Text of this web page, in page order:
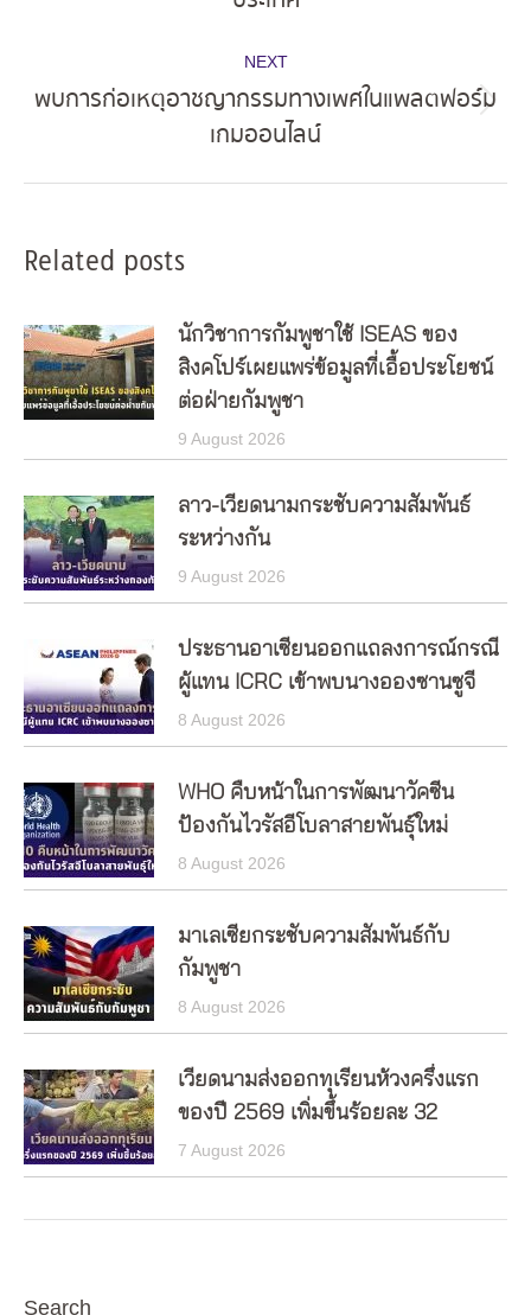
post:
NEXT
Next
post:
พบการก่อเหตุอาชญากรรมทางเพศในแพลตฟอร์ม
เกมออนไลน์
Related posts
นักวิชาการกัมพูชาใช้ ISEAS ของ
สิงคโปร์เผยแพร่ข้อมูลที่เอื้อประโยชน์
ต่อฝ่ายกัมพูชา
9 August 2026
ลาว-เวียดนามกระชับความสัมพันธ์
ระหว่างกัน
9 August 2026
ประธานอาเซียนออกแถลงการณ์กรณี
ผู้แทน ICRC เข้าพบนางอองซานซูจี
8 August 2026
WHO คืบหน้าในการพัฒนาวัคซีน
ป้องกันไวรัสอีโบลาสายพันธุ์ใหม่
8 August 2026
มาเลเซียกระชับความสัมพันธ์กับ
กัมพูชา
8 August 2026
เวียดนามส่งออกทุเรียนห้วงครึ่งแรก
ของปี 2569 เพิ่มขึ้นร้อยละ 32
7 August 2026
Search